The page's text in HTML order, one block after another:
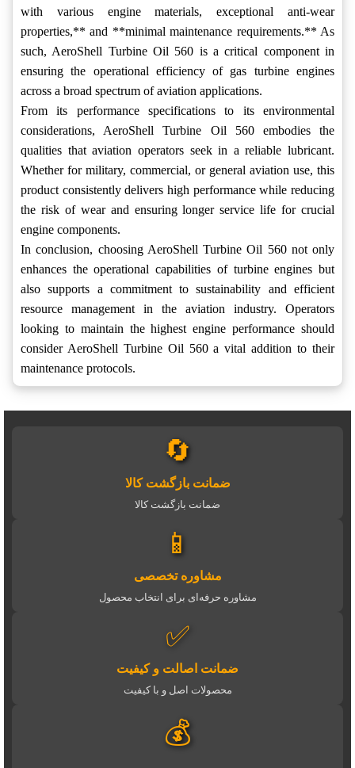
with various engine materials, exceptional anti-wear
properties,** and **minimal maintenance requirements.** As
such, AeroShell Turbine Oil 560 is a critical component in
ensuring the operational efficiency of gas turbine engines
across a broad spectrum of aviation applications.
From its performance specifications to its environmental
considerations, AeroShell Turbine Oil 560 embodies the
qualities that aviation operators seek in a reliable lubricant.
Whether for military, commercial, or general aviation use, this
product consistently delivers high performance while reducing
the risk of wear and ensuring longer service life for crucial
engine components.
In conclusion, choosing AeroShell Turbine Oil 560 not only
enhances the operational capabilities of turbine engines but
also supports a commitment to sustainability and efficient
resource management in the aviation industry. Operators
looking to maintain the highest engine performance should
consider AeroShell Turbine Oil 560 a vital addition to their
maintenance protocols.
🔄
ضمانت بازگشت کالا
ضمانت بازگشت کالا
📱
مشاوره تخصصی
مشاوره حرفه‌ای برای انتخاب محصول
✅
ضمانت اصالت و کیفیت
محصولات اصل و با کیفیت
💰